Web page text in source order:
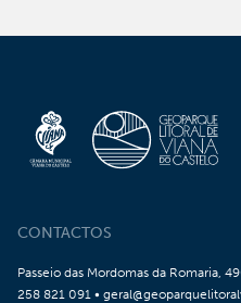
CONTACTOS
Passeio das Mordomas da Romaria,
258 821 091 •